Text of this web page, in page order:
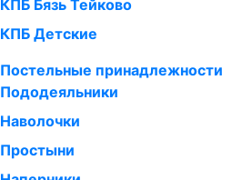
КПБ Бязь Тейково
КПБ Детские
Постельные принадлежности
Пододеяльники
Наволочки
Простыни